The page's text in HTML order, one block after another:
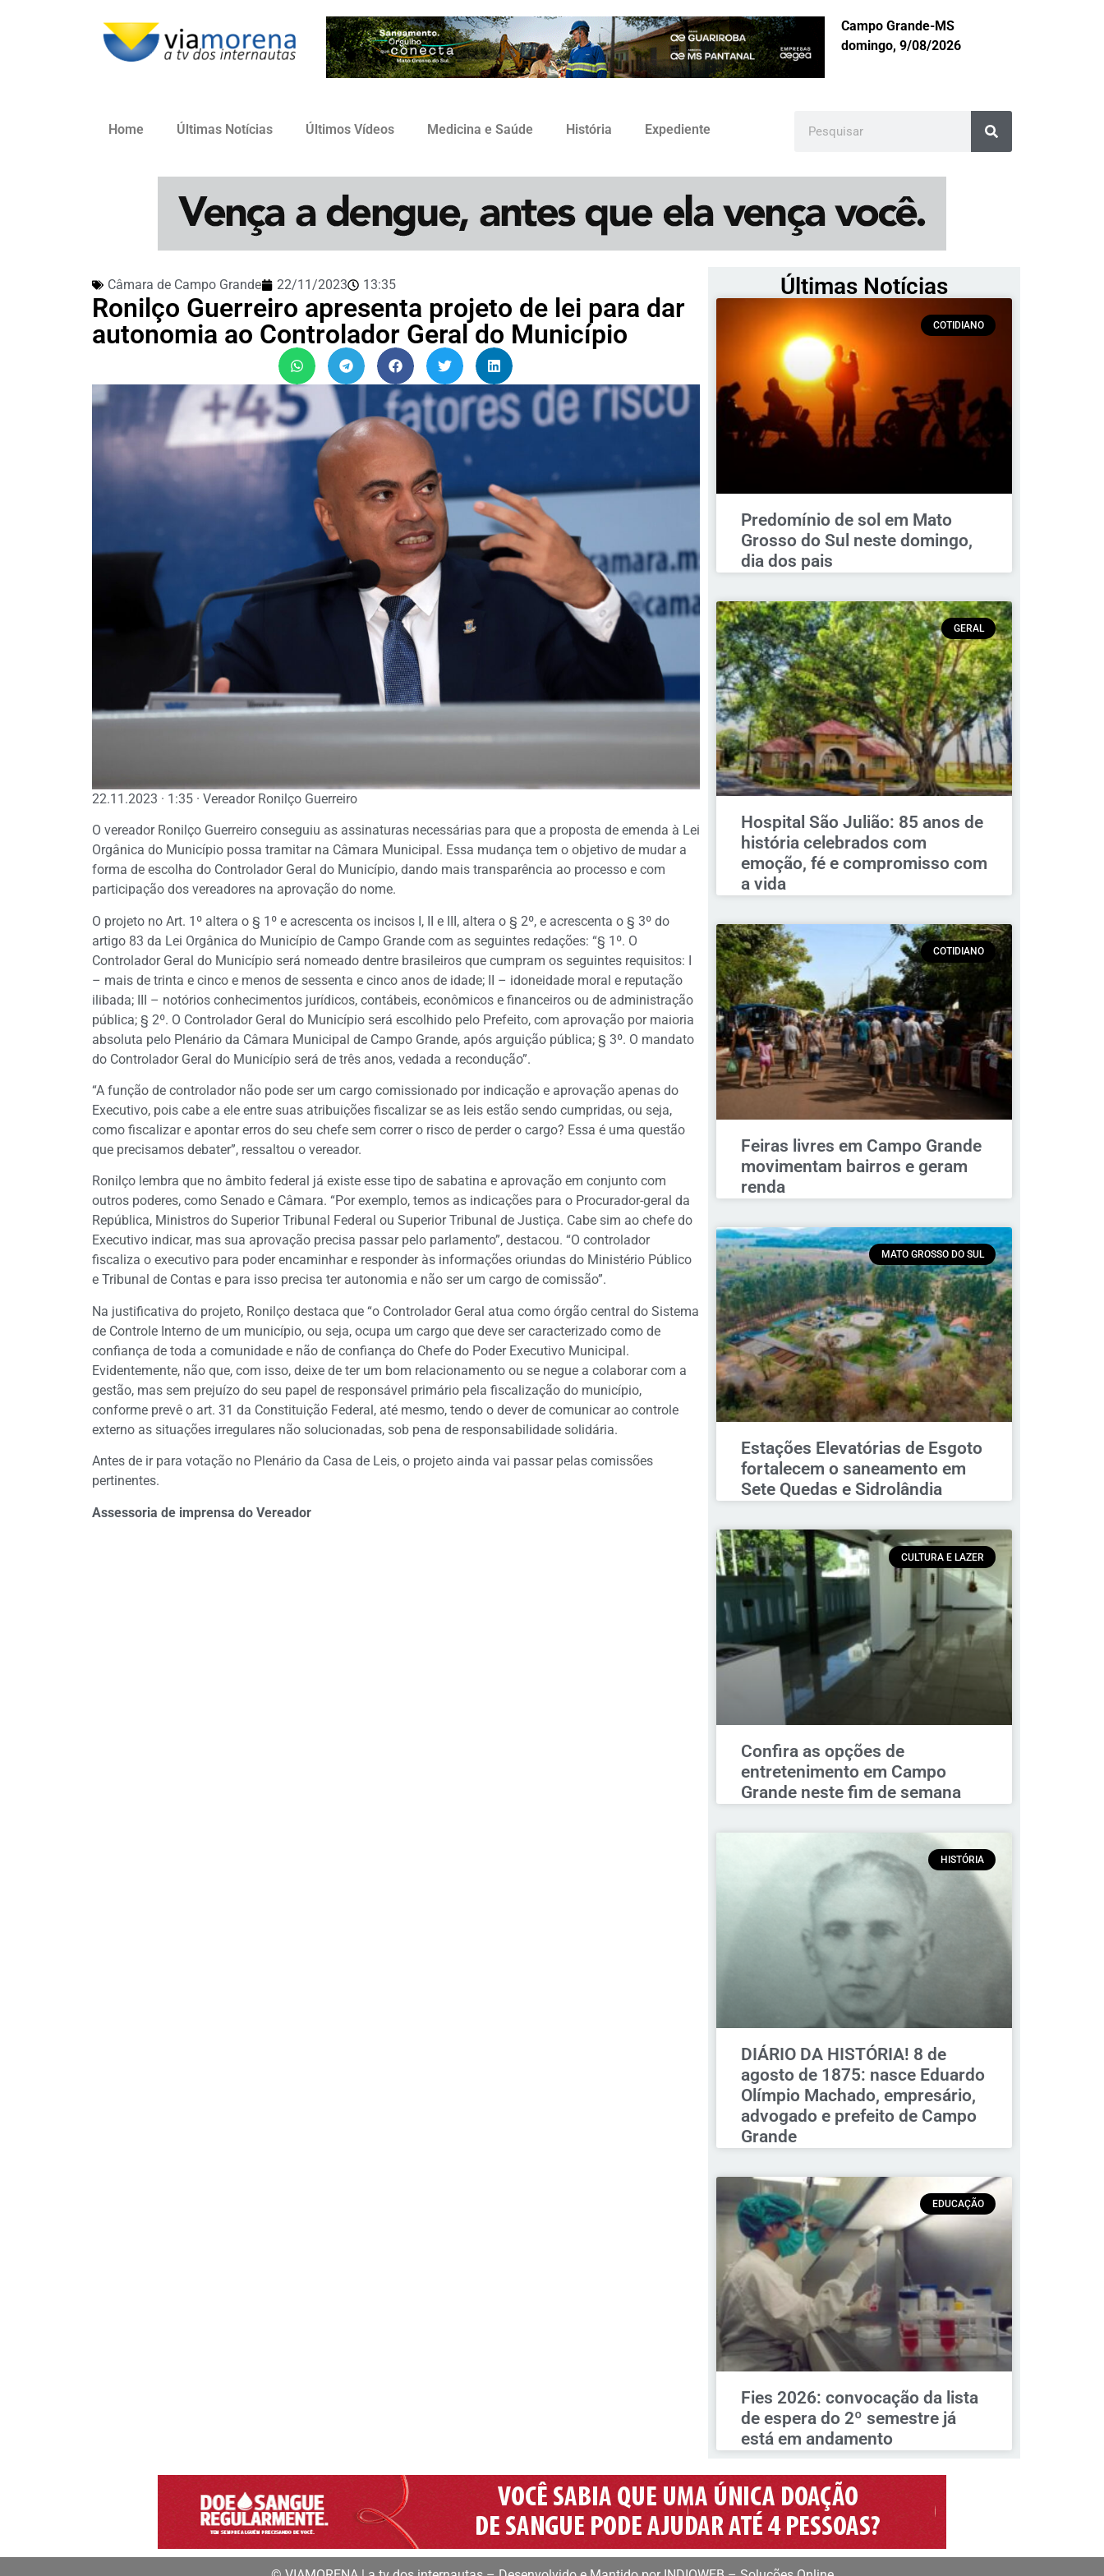
Campo Grande-MS
domingo, 9/08/2026
Home Últimas Notícias Últimos Vídeos Medicina e Saúde História Expediente
Câmara de Campo Grande 22/11/2023 13:35
Ronilço Guerreiro apresenta projeto de lei para dar
autonomia ao Controlador Geral do Município
22.11.2023 · 1:35 · Vereador Ronilço Guerreiro
O vereador Ronilço Guerreiro conseguiu as assinaturas necessárias para que a proposta de emenda à Lei
Orgânica do Município possa tramitar na Câmara Municipal. Essa mudança tem o objetivo de mudar a
forma de escolha do Controlador Geral do Município, dando mais transparência ao processo e com
participação dos vereadores na aprovação do nome.
O projeto no Art. 1º altera o § 1º e acrescenta os incisos I, II e III, altera o § 2º, e acrescenta o § 3º do
artigo 83 da Lei Orgânica do Município de Campo Grande com as seguintes redações: “§ 1º. O
Controlador Geral do Município será nomeado dentre brasileiros que cumpram os seguintes requisitos: I
– mais de trinta e cinco e menos de sessenta e cinco anos de idade; II – idoneidade moral e reputação
ilibada; III – notórios conhecimentos jurídicos, contábeis, econômicos e financeiros ou de administração
pública; § 2º. O Controlador Geral do Município será escolhido pelo Prefeito, com aprovação por maioria
absoluta pelo Plenário da Câmara Municipal de Campo Grande, após arguição pública; § 3º. O mandato
do Controlador Geral do Município será de três anos, vedada a recondução”.
“A função de controlador não pode ser um cargo comissionado por indicação e aprovação apenas do
Executivo, pois cabe a ele entre suas atribuições fiscalizar se as leis estão sendo cumpridas, ou seja,
como fiscalizar e apontar erros do seu chefe sem correr o risco de perder o cargo? Essa é uma questão
que precisamos debater”, ressaltou o vereador.
Ronilço lembra que no âmbito federal já existe esse tipo de sabatina e aprovação em conjunto com
outros poderes, como Senado e Câmara. “Por exemplo, temos as indicações para o Procurador-geral da
República, Ministros do Superior Tribunal Federal ou Superior Tribunal de Justiça. Cabe sim ao chefe do
Executivo indicar, mas sua aprovação precisa passar pelo parlamento”, destacou. “O controlador
fiscaliza o executivo para poder encaminhar e responder às informações oriundas do Ministério Público
e Tribunal de Contas e para isso precisa ter autonomia e não ser um cargo de comissão”.
Na justificativa do projeto, Ronilço destaca que “o Controlador Geral atua como órgão central do Sistema
de Controle Interno de um município, ou seja, ocupa um cargo que deve ser caracterizado como de
confiança de toda a comunidade e não de confiança do Chefe do Poder Executivo Municipal.
Evidentemente, não que, com isso, deixe de ter um bom relacionamento ou se negue a colaborar com a
gestão, mas sem prejuízo do seu papel de responsável primário pela fiscalização do município,
conforme prevê o art. 31 da Constituição Federal, até mesmo, tendo o dever de comunicar ao controle
externo as situações irregulares não solucionadas, sob pena de responsabilidade solidária.
Antes de ir para votação no Plenário da Casa de Leis, o projeto ainda vai passar pelas comissões
pertinentes.
Assessoria de imprensa do Vereador
Últimas Notícias
COTIDIANO
Predomínio de sol em Mato
Grosso do Sul neste domingo,
dia dos pais
GERAL
Hospital São Julião: 85 anos de
história celebrados com
emoção, fé e compromisso com
a vida
COTIDIANO
Feiras livres em Campo Grande
movimentam bairros e geram
renda
MATO GROSSO DO SUL
Estações Elevatórias de Esgoto
fortalecem o saneamento em
Sete Quedas e Sidrolândia
CULTURA E LAZER
Confira as opções de
entretenimento em Campo
Grande neste fim de semana
HISTÓRIA
DIÁRIO DA HISTÓRIA! 8 de
agosto de 1875: nasce Eduardo
Olímpio Machado, empresário,
advogado e prefeito de Campo
Grande
EDUCAÇÃO
Fies 2026: convocação da lista
de espera do 2º semestre já
está em andamento